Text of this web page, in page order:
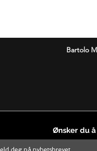
Bartolo
Ønsker du